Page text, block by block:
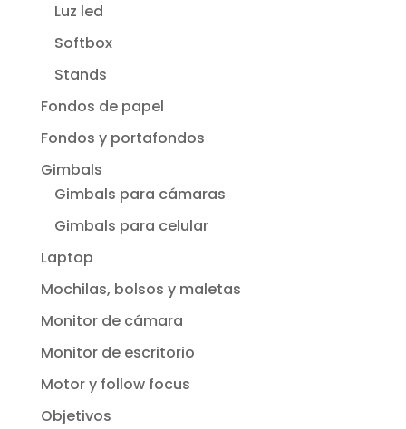
Luz led
Softbox
Stands
Fondos de papel
Fondos y portafondos
Gimbals
Gimbals para cámaras
Gimbals para celular
Laptop
Mochilas, bolsos y maletas
Monitor de cámara
Monitor de escritorio
Motor y follow focus
Objetivos